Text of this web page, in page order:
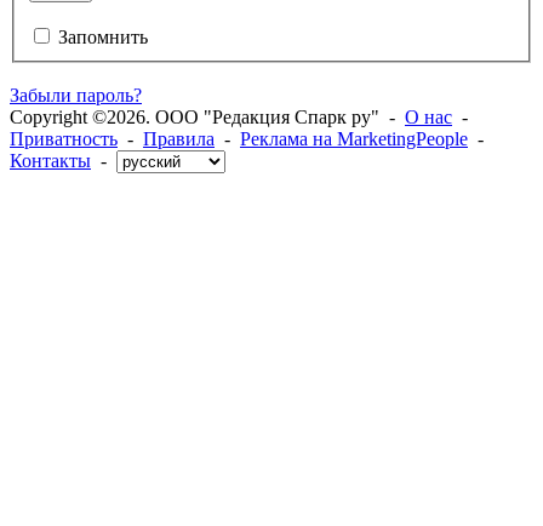
Запомнить
Забыли пароль?
Copyright ©2026. ООО "Редакция Спарк ру" - О нас -
Приватность - Правила - Реклама на MarketingPeople -
Контакты -